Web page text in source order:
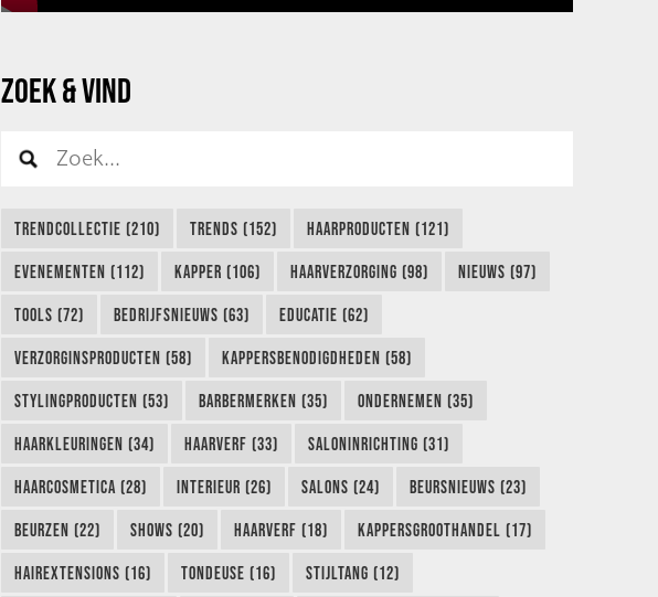
ZOEK & VIND
TRENDCOLLECTIE (210) TRENDS (152) HAARPRODUCTEN (121)
EVENEMENTEN (112) KAPPER (106) HAARVERZORGING (98) NIEUWS (97)
TOOLS (72) BEDRIJFSNIEUWS (63) EDUCATIE (62)
VERZORGINSPRODUCTEN (58) KAPPERSBENODIGDHEDEN (58)
STYLINGPRODUCTEN (53) BARBERMERKEN (35) ONDERNEMEN (35)
HAARKLEURINGEN (34) HAARVERF (33) SALONINRICHTING (31)
HAARCOSMETICA (28) INTERIEUR (26) SALONS (24) BEURSNIEUWS (23)
BEURZEN (22) SHOWS (20) HAARVERF (18) KAPPERSGROOTHANDEL (17)
HAIREXTENSIONS (16) TONDEUSE (16) STIJLTANG (12)